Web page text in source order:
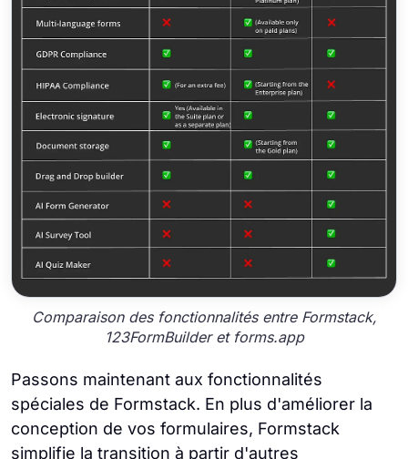
Comparaison des fonctionnalités entre Formstack,
123FormBuilder et forms.app
Passons maintenant aux fonctionnalités
spéciales de Formstack. En plus d'améliorer la
conception de vos formulaires, Formstack
simplifie la transition à partir d'autres